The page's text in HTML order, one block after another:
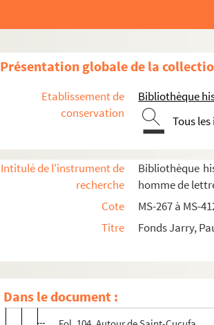
Présentation globale de la
Etablissement de
conservation
Bibliothèque
Tous
Intitulé de l'instrument de
recherche
Bibliothèque
homme de
Cote
MS-267 à MS-
Titre
Fonds Jarry,
Dans le document :
Fol. 79. L'Hautil
Fol. 82. Pavillon de la Jonchère
Fol. 83. Le Raincy ; Ouvrard ;
Fol. 91. Les Capucins de Limay
Fol. 92. Marcoussis
Fol. 100. Château d'Ormesson
Fol. 102. Château de Rueil
Fol. 103. Saint-Brice-sous-Forêt ;